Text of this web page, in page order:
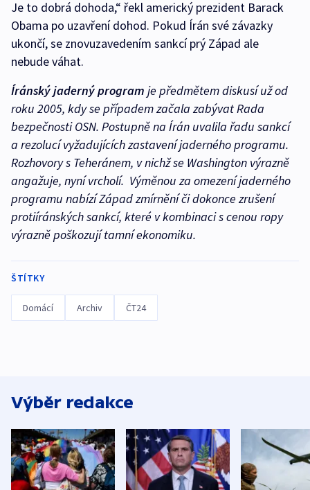
Je to dobrá dohoda,“ řekl americký prezident Barack
Obama po uzavření dohod. Pokud Írán své závazky
ukončí, se znovuzavedením sankcí prý Západ ale
nebude váhat.
Íránský jaderný program je předmětem diskusí už od
roku 2005, kdy se případem začala zabývat Rada
bezpečnosti OSN. Postupně na Írán uvalila řadu sankcí
a rezolucí vyžadujících zastavení jaderného programu.
Rozhovory s Teheránem, v nichž se Washington výrazně
angažuje, nyní vrcholí. Výměnou za omezení jaderného
programu nabízí Západ zmírnění či dokonce zrušení
protiíránských sankcí, které v kombinaci s cenou ropy
výrazně poškozují tamní ekonomiku.
ŠTÍTKY
Domácí Archiv ČT24
Výběr redakce